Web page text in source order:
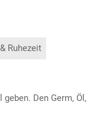
Ruhezeit
Den Germ, Öl,